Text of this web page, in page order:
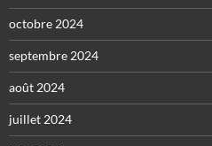
octobre 2024
septembre 2024
août 2024
juillet 2024